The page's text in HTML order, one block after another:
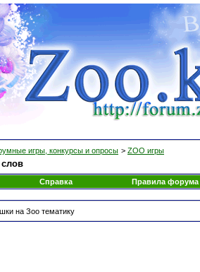
игры, конкурсы и опросы > ZOO игры
слов
Справка Правила форума
на Зоо тематику